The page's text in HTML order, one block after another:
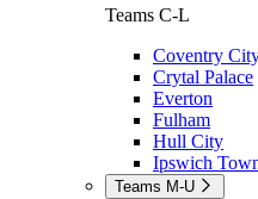
Teams C-L
Coventry
Crytal Palace
Everton
Fulham
Hull City
Ipswich
Teams M-U